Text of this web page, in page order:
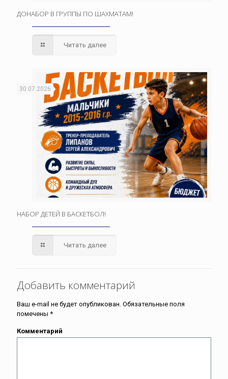
ДОНАБОР В ГРУППЫ ПО ШАХМАТАМ!
Читать далее
30.07.2026
НАБОР ДЕТЕЙ В БАСКЕТБОЛ!
Читать далее
Добавить комментарий
Ваш e-mail не будет опубликован. Обязательные поля
помечены *
Комментарий